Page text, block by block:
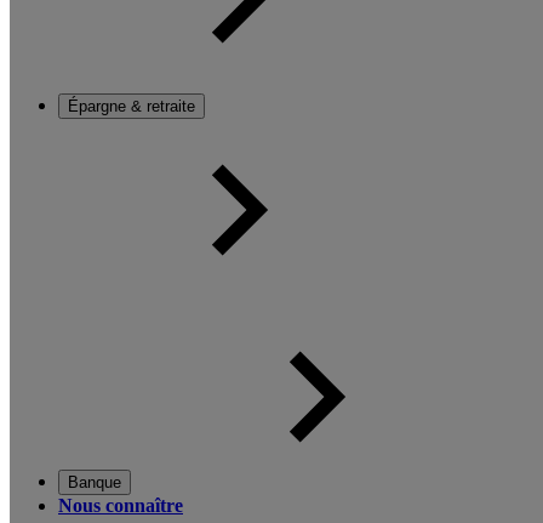
Épargne & retraite
Banque
Nous connaître